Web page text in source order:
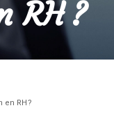
RH ?
RH ?